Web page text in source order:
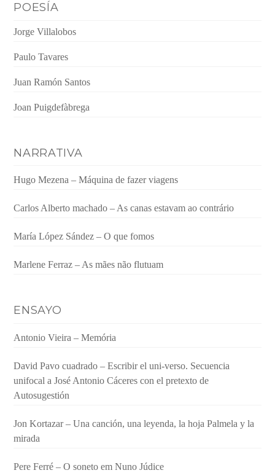
POESÍA
Jorge Villalobos
Paulo Tavares
Juan Ramón Santos
Joan Puigdefàbrega
NARRATIVA
Hugo Mezena – Máquina de fazer viagens
Carlos Alberto machado – As canas estavam ao contrário
María López Sández – O que fomos
Marlene Ferraz – As mães não flutuam
ENSAYO
Antonio Vieira – Memória
David Pavo cuadrado – Escribir el uni-verso. Secuencia
unifocal a José Antonio Cáceres con el pretexto de
Autosugestión
Jon Kortazar – Una canción, una leyenda, la hoja Palmela y la
mirada
Pere Ferré – O soneto em Nuno Júdice